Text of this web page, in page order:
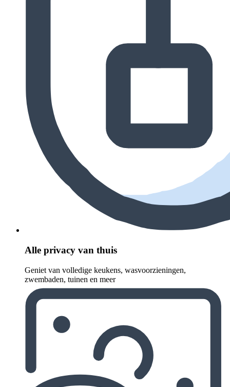
Alle privacy van thuis
Geniet van volledige keukens, wasvoorzieningen,
zwembaden, tuinen en meer